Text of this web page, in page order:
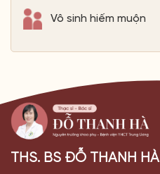
Vô sinh hiếm muộn
THS. BS ĐỖ THANH HÀ